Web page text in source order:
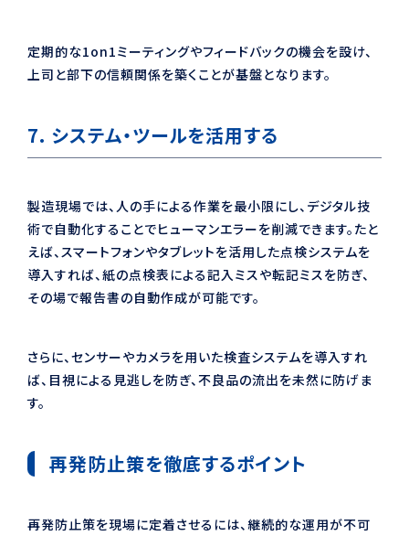
定期的な1on1ミーティングやフィードバックの機会を設け、
上司と部下の信頼関係を築くことが基盤となります。
7. システム・ツールを活用する
製造現場では、人の手による作業を最小限にし、デジタル技
術で自動化することでヒューマンエラーを削減できます。たと
えば、スマートフォンやタブレットを活用した点検システムを
導入すれば、紙の点検表による記入ミスや転記ミスを防ぎ、
その場で報告書の自動作成が可能です。
さらに、センサーやカメラを用いた検査システムを導入すれ
ば、目視による見逃しを防ぎ、不良品の流出を未然に防げま
す。
再発防止策を徹底するポイント
再発防止策を現場に定着させるには、継続的な運用が不可